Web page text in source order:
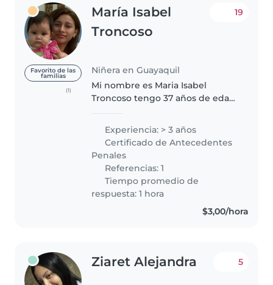
Favorito de las
familias
(1)
María Isabel
Troncoso
Niñera en Guayaquil
19
Mi nombre es Maria Isabel
Troncoso tengo 37 años de edad
edades y tengo 3 años de
experiencia en cuidado infantil.
He cuidado a niños con
necesidades..
Experiencia: > 3 años
Certificado de Antecedentes
Penales
Referencias: 1
Tiempo promedio de
respuesta: 1 hora
$3,00/hora
Ziaret Alejandra 5